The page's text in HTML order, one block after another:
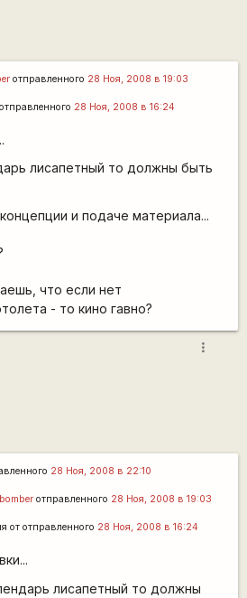
отправленного 28 Ноя, 2008 в 19:03
отправленного 28 Ноя, 2008 в 16:24
лисапетный то должны быть
и подаче материала...
что если нет
- то кино гавно?
more_vert
28 Ноя, 2008 в 22:10
bomberотправленного 28 Ноя, 2008 в 19:03
от отправленного 28 Ноя, 2008 в 16:24
лисапетный то должны